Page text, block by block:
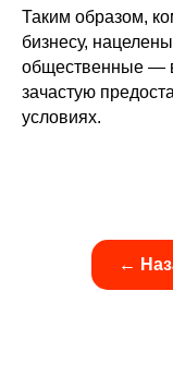
Таким образом,
бизнесу,
общественные —
зачастую
условиях.
←